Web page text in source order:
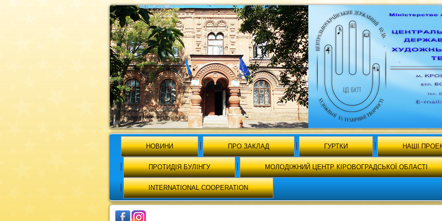
НОВИНИ ПРО ЗАКЛАД ГУРТКИ НАШІ
ПРОТИДІЯ БУЛІНГУ МОЛОДІЖНИЙ ЦЕНТР КІРОВОГРАДСЬКОЇ ОБЛАСТІ
INTERNATIONAL COOPERATION